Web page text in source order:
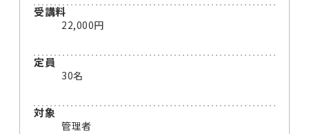
受講料
22,000円
定員
30名
対象
管理者